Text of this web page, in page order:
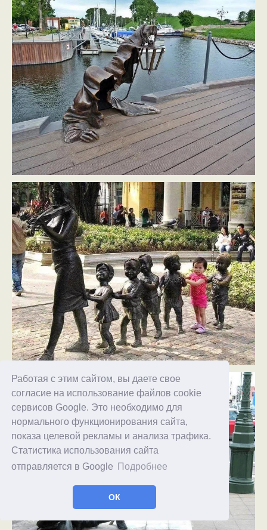
Работая с этим сайтом, вы даете свое
согласие на использование файлов cookie
сервисов Google. Это необходимо для
нормального функционирования сайта,
показа целевой рекламы и анализа трафика.
Статистика использования сайта
отправляется в Google
Подробнее
ОК